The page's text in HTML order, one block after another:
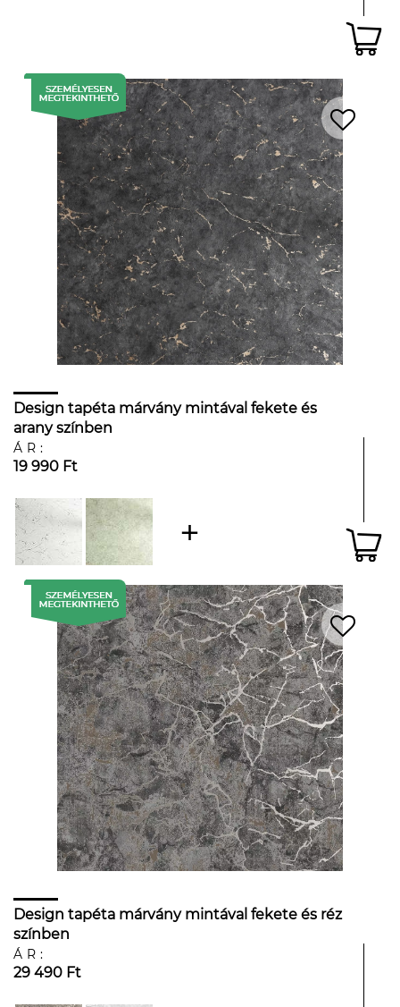
Design tapéta márvány mintával fekete és
arany színben
ÁR:
19 990 Ft
Design tapéta márvány mintával fekete és réz
színben
ÁR:
29 490 Ft